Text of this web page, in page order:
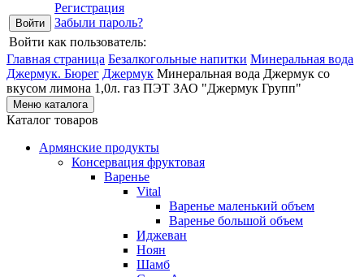
Регистрация
Забыли пароль?
Войти как пользователь:
Главная страница Безалкогольные напитки Минеральная вода
Джермук. Бюрег Джермук Минеральная вода Джермук со
вкусом лимона 1,0л. газ ПЭТ ЗАО "Джермук Групп"
Меню каталога
Каталог товаров
Армянские продукты
Консервация фруктовая
Варенье
Vital
Варенье маленький объем
Варенье большой объем
Иджеван
Ноян
Шамб